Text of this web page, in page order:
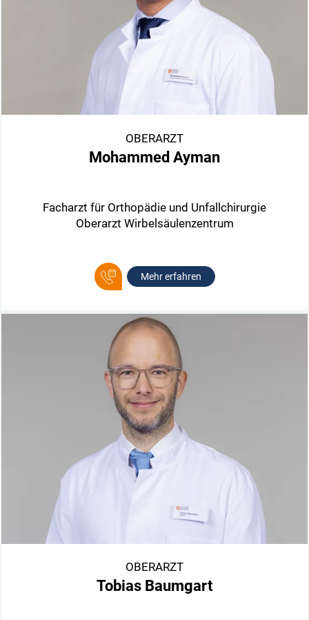
OBERARZT
Mohammed Ayman
Facharzt für Orthopädie und Unfallchirurgie
Oberarzt Wirbelsäulenzentrum
Mehr erfahren
OBERARZT
Tobias Baumgart